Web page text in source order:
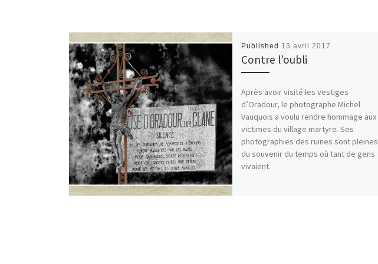
Published 13 avril 2017
Contre l’oubli
Après avoir visité les vestiges
d’Oradour, le photographe Michel
Vauquois a voulu rendre hommage aux
victimes du village martyre. Ses
photographies des ruines sont pleines
du souvenir du temps où tant de gens
vivaient.